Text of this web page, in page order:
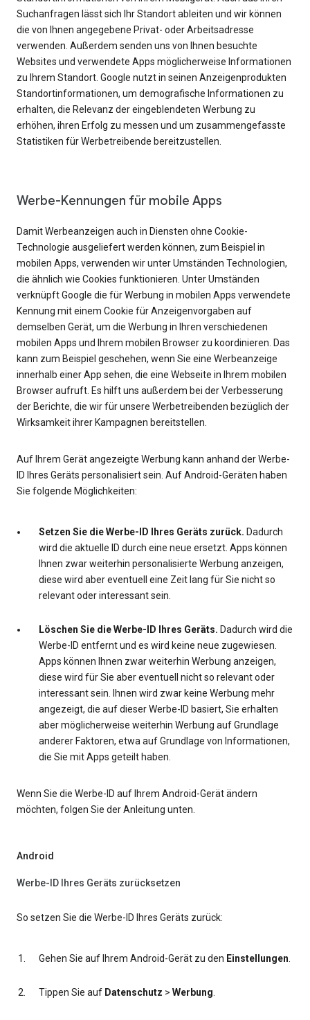
Suchanfragen lässt sich Ihr Standort ableiten und wir können
die von Ihnen angegebene Privat- oder Arbeitsadresse
verwenden. Außerdem senden uns von Ihnen besuchte
Websites und verwendete Apps möglicherweise Informationen
zu Ihrem Standort. Google nutzt in seinen Anzeigenprodukten
Standortinformationen, um demografische Informationen zu
erhalten, die Relevanz der eingeblendeten Werbung zu
erhöhen, ihren Erfolg zu messen und um zusammengefasste
Statistiken für Werbetreibende bereitzustellen.
Werbe-Kennungen für mobile Apps
Damit Werbeanzeigen auch in Diensten ohne Cookie-
Technologie ausgeliefert werden können, zum Beispiel in
mobilen Apps, verwenden wir unter Umständen Technologien,
die ähnlich wie Cookies funktionieren. Unter Umständen
verknüpft Google die für Werbung in mobilen Apps verwendete
Kennung mit einem Cookie für Anzeigenvorgaben auf
demselben Gerät, um die Werbung in Ihren verschiedenen
mobilen Apps und Ihrem mobilen Browser zu koordinieren. Das
kann zum Beispiel geschehen, wenn Sie eine Werbeanzeige
innerhalb einer App sehen, die eine Webseite in Ihrem mobilen
Browser aufruft. Es hilft uns außerdem bei der Verbesserung
der Berichte, die wir für unsere Werbetreibenden bezüglich der
Wirksamkeit ihrer Kampagnen bereitstellen.
Auf Ihrem Gerät angezeigte Werbung kann anhand der Werbe-
ID Ihres Geräts personalisiert sein. Auf Android-Geräten haben
Sie folgende Möglichkeiten:
Setzen Sie die Werbe-ID Ihres Geräts zurück. Dadurch
wird die aktuelle ID durch eine neue ersetzt. Apps können
Ihnen zwar weiterhin personalisierte Werbung anzeigen,
diese wird aber eventuell eine Zeit lang für Sie nicht so
relevant oder interessant sein.
Löschen Sie die Werbe-ID Ihres Geräts. Dadurch wird die
Werbe-ID entfernt und es wird keine neue zugewiesen.
Apps können Ihnen zwar weiterhin Werbung anzeigen,
diese wird für Sie aber eventuell nicht so relevant oder
interessant sein. Ihnen wird zwar keine Werbung mehr
angezeigt, die auf dieser Werbe-ID basiert, Sie erhalten
aber möglicherweise weiterhin Werbung auf Grundlage
anderer Faktoren, etwa auf Grundlage von Informationen,
die Sie mit Apps geteilt haben.
Wenn Sie die Werbe-ID auf Ihrem Android-Gerät ändern
möchten, folgen Sie der Anleitung unten.
Android
Werbe-ID Ihres Geräts zurücksetzen
So setzen Sie die Werbe-ID Ihres Geräts zurück:
Gehen Sie auf Ihrem Android-Gerät zu den Einstellungen.
Tippen Sie auf Datenschutz > Werbung.